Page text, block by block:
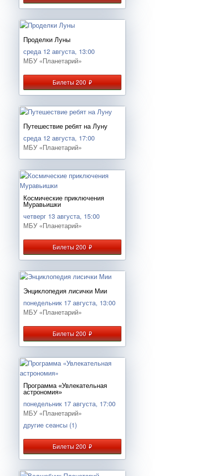
Проделки Луны
среда 12 августа, 13:00
МБУ «Планетарий»
Билеты 200руб.
Путешествие ребят на Луну
среда 12 августа, 17:00
МБУ «Планетарий»
Космические приключения
Муравьишки
четверг 13 августа, 15:00
МБУ «Планетарий»
Билеты 200руб.
Энциклопедия лисички Мии
понедельник 17 августа, 13:00
МБУ «Планетарий»
Билеты 200руб.
Программа «Увлекательная
астрономия»
понедельник 17 августа, 17:00
МБУ «Планетарий»
другие сеансы (1)
Билеты 200руб.